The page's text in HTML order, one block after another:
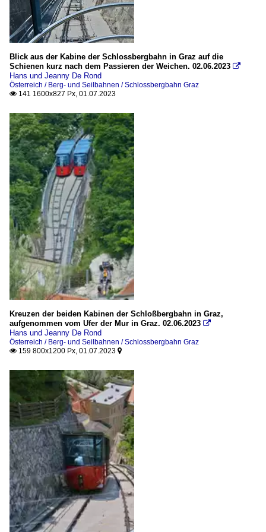
Blick aus der Kabine der Schlossbergbahn in Graz auf die
Schienen kurz nach dem Passieren der Weichen. 02.06.2023 
Hans und Jeanny De Rond
Österreich / Berg- und Seilbahnen / Schlossbergbahn Graz
 141 1600x827 Px, 01.07.2023
Kreuzen der beiden Kabinen der Schloßbergbahn in Graz,
aufgenommen vom Ufer der Mur in Graz. 02.06.2023 
Hans und Jeanny De Rond
Österreich / Berg- und Seilbahnen / Schlossbergbahn Graz
 159 800x1200 Px, 01.07.2023 